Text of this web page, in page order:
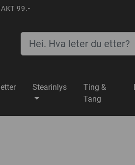
99.-
Stearinlys
Ting &
Tang